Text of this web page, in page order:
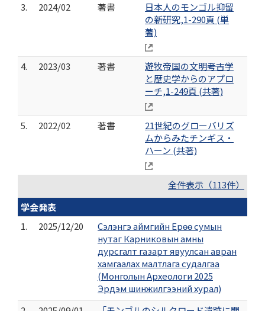
3. 2024/02 著書
日本人のモンゴル抑留
の新研究,1-290頁 (単
著)
4. 2023/03 著書
遊牧帝国の文明――考古学
と歴史学からのアプロ
ーチ,1-249頁 (共著)
5. 2022/02 著書
21世紀のグローバリズ
ムからみたチンギス・
ハーン (共著)
全件表示（113件）
学会発表
1.
2025/12/20
Сэлэнгэ аймгийн Ерөө сумын
нутаг Карниковын амны
дурсгалт газарт явуулсан авран
хамгаалах малтлага судалгаа
(Монголын Археологи 2025
Эрдэм шинжилгээний хурал)